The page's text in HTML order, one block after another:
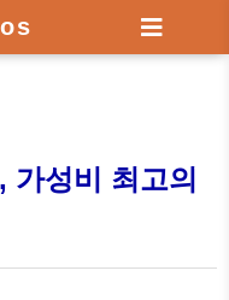
가성비 최고의